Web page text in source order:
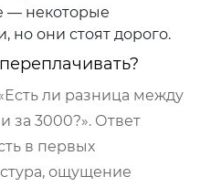
— некоторые
но они стоят дорого.
ли разница между
за 3000?». Ответ
в первых
ощущение